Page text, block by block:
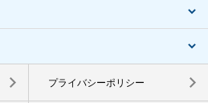
プライバシーポリシー